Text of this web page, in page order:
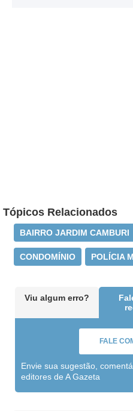
Tópicos Relacionados
BAIRRO JARDIM CAMBURI
CONDOMÍNIO POLÍCIA
Viu algum erro?
FALE
Envie sua sugestão,
editores de A Gazeta